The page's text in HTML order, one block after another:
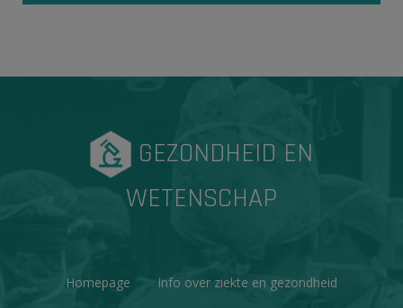
GEZONDHEID EN
WETENSCHAP
Homepage Info over ziekte en gezondheid